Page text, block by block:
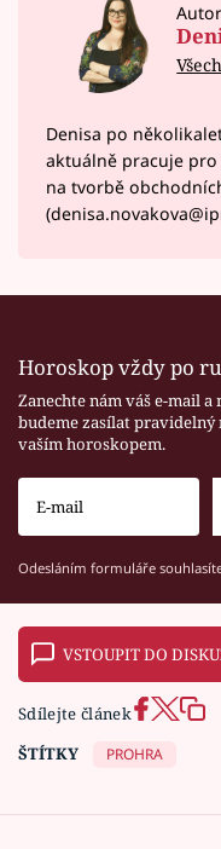
Denisa po
aktuálně pracuje
na tvorbě
Horoskop vždy po
Zanechte nám váš e-mail a
budeme zasílat pravidelný
vaším horoskopem.
Odesláním formuláře
VSTOUPIT DO
Sdílejte článek
ŠTÍTKY
PROHRA